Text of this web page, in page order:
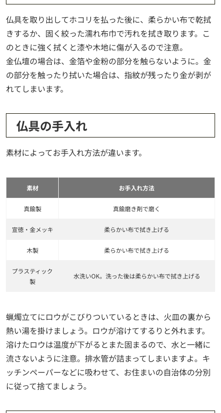
仏具を取り出してホコリを払った後に、柔らかい布で乾拭
きするか、固く絞った濡れ布巾で汚れを拭き取ります。こ
のときに強く拭くと漆や木地に傷が入るので注意。
金仏壇の場合は、金箔や金粉の部分を触らないように。金
の部分を触ったり拭いた場合は、指紋が残ったり金が剥が
れてしまいます。
仏具の手入れ
素材によってお手入れ方法が違います。
素材 お手入れ方法
真鍮製 真鍮磨き剤で磨く
宣徳・金メッキ 柔らかい布で拭き上げる
木製 柔らかい布で拭き上げる
プラスティック
製
水洗いOK。洗った後は柔らかい布で拭き上げる
蝋燭立てにロウがこびりついているときは、火皿の裏から
熱い湯を掛けましょう。ロウが溶けてするりと外れます。
溶けたロウは温度が下がるとまた固まるので、水と一緒に
流さないように注意。排水管が詰まってしまいますよ。キ
ッチンペーパーなどに吸わせて、お住まいの自治体の分別
に従って捨てましょう。